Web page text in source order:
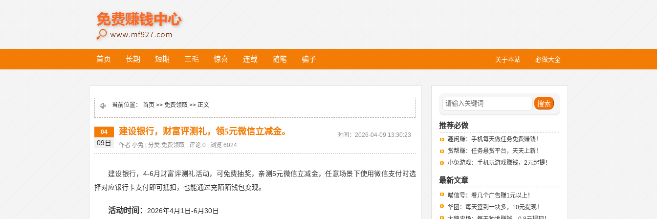
关于本站 必做大全
首页 长期 短期 三毛 惊喜 连载 随笔 骗子
当前位置： 首页 >> 免费领取 >> 正文
04
09日
时间：2026-04-09 13:30:23
建设银行，财富评测礼，领5元微信立减金。
作者:小兔 | 分类:免费领取 | 评论:0 | 浏览:6024
建设银行，4-6月财富评测礼活动，可免费抽奖，亲测5元微信立减金，任意场景下使用微信支付时选
择对应银行卡支付即可抵扣，也能通过充陌陌钱包变现。
活动时间： 2026年4月1日-6月30日
推荐必做
趣闲赚：手机每天做任务免费赚钱！
赏帮赚：任务悬赏平台，天天上新！
小兔游戏：手机玩游戏赚钱，2元起提！
最新文章
喵信号：看几个广告赚1元以上！
华团：每天签到一块多，10元提现！